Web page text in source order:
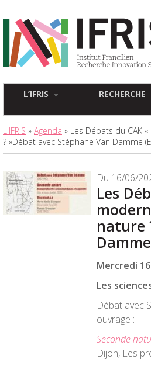
L’IFRIS RECHERCHE
L'IFRIS » Agenda » Les Débats du CAK
? »Débat avec Stéphane Van Damme
Du 16/06/
Les
nature
Mercredi
Les
Débat avec
ouvrage :
Seconde
Dijon, Les